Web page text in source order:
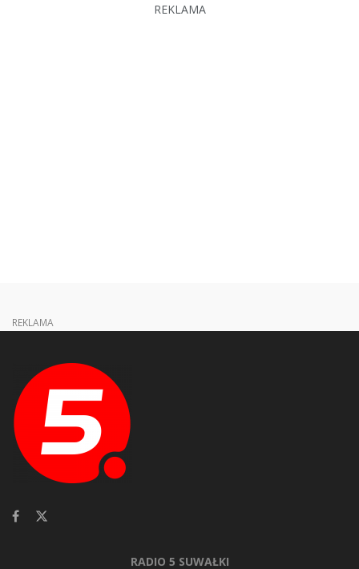
REKLAMA
REKLAMA
RADIO 5 SUWAŁKI